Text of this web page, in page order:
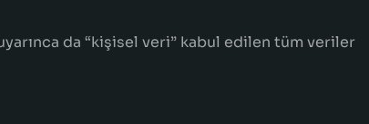
da “kişisel veri” kabul edilen tüm veriler